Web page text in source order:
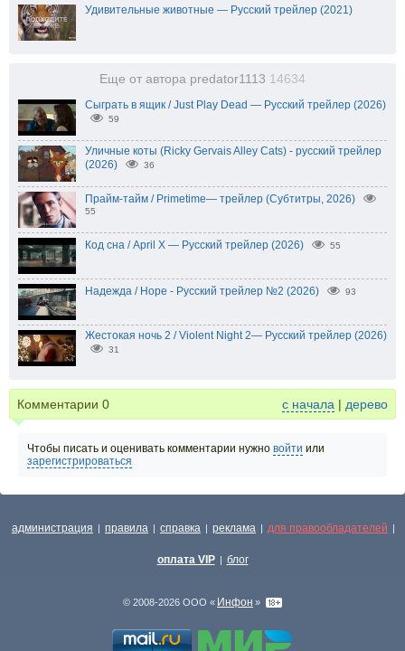
Удивительные животные — Русский трейлер (2021)
Еще от автора predator1113 14634
Сыграть в ящик / Just Play Dead — Русский трейлер (2026)
59
Уличные коты (Ricky Gervais Alley Cats) - русский трейлер
(2026)
36
Прайм-тайм / Primetime— трейлер (Субтитры, 2026)
55
Код сна / April X — Русский трейлер (2026) 55
Надежда / Hope - Русский трейлер №2 (2026) 93
Жестокая ночь 2 / Violent Night 2— Русский трейлер (2026)
31
Комментарии 0 с начала | дерево
Чтобы писать и оценивать комментарии нужно войти или
зарегистрироваться
администрация | правила | справка | реклама | для правообладателей |
оплата VIP | блог
© 2008-2026 ООО « Инфон »